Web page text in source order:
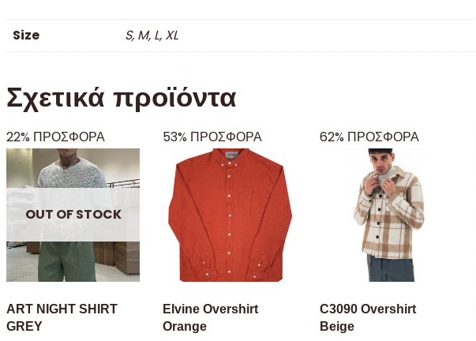
Size S, M, L, XL
Σχετικά προϊόντα
22% ΠΡΟΣΦΟΡΑ
OUT OF STOCK
ART NIGHT SHIRT
GREY
53% ΠΡΟΣΦΟΡΑ
Elvine Overshirt
Orange
62% ΠΡΟΣΦΟΡΑ
C3090 Overshirt
Beige